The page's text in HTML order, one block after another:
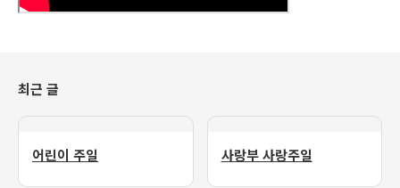
최근 글
어린이 주일 사랑부 사랑주일